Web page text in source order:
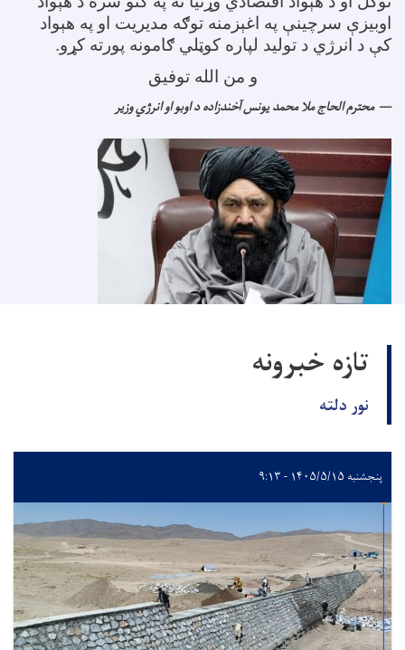
اوبیزې سرچینې په اغېزمنه توګه مدیریت او په هېواد
کې د انرژي د تولید لپاره کوټلي ګامونه پورته کړو.
و من الله توفیق
محترم الحاج ملا محمد یونس آخندزاده د اوبو او انرژي وزیر
تازه خبرونه
نور دلته
پنجشنبه ۱۴۰۵/۵/۱۵ - ۹:۱۳